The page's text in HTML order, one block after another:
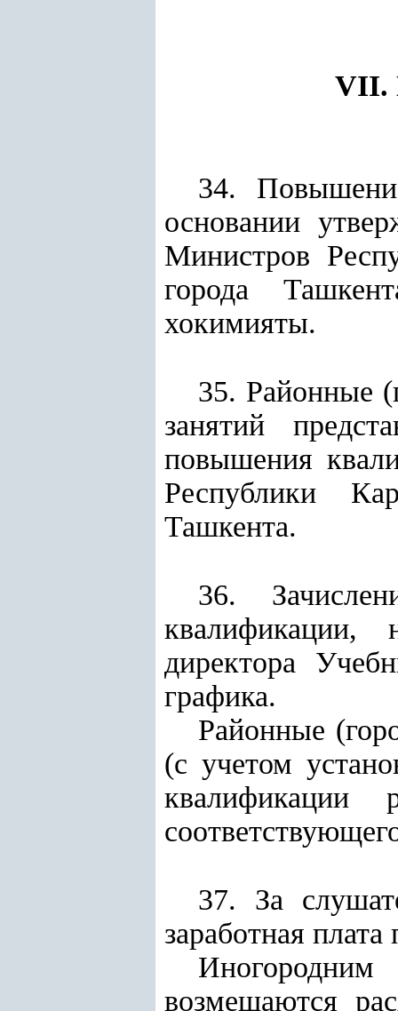
34.
основании
Министров
города
хокимияты.
35. Районные
занятий
повышения
Республики
Ташкента.
36.
квалификации,
директора
графика.
Районные
(с учетом
квалификации
37. За
заработная
возмещаются